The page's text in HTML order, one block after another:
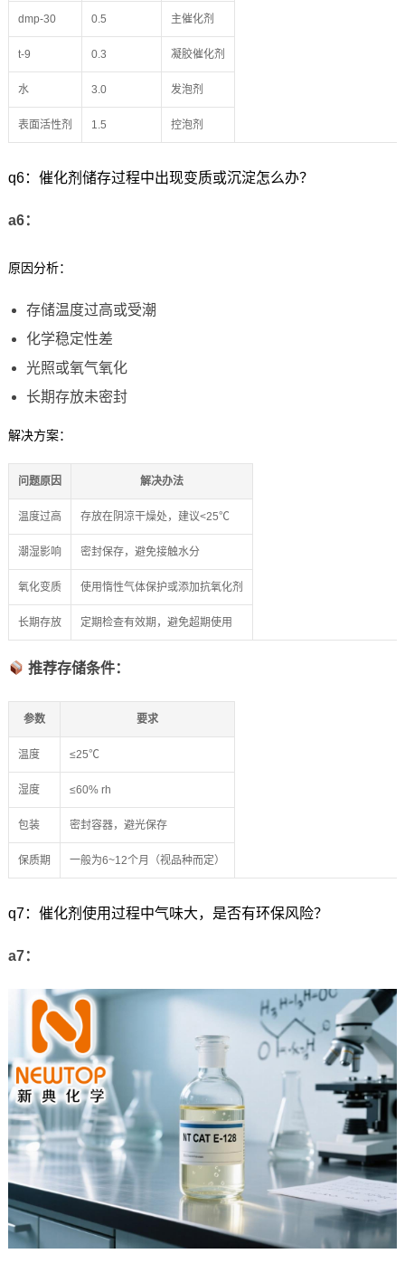
dmp-30 0.5 主催化剂
t-9 0.3 凝胶催化剂
水 3.0 发泡剂
表面活性剂 1.5 控泡剂
q6：催化剂储存过程中出现变质或沉淀怎么办？
a6：
原因分析：
存储温度过高或受潮
化学稳定性差
光照或氧气氧化
长期存放未密封
解决方案：
问题原因 解决办法
温度过高 存放在阴凉干燥处，建议<25℃
潮湿影响 密封保存，避免接触水分
氧化变质 使用惰性气体保护或添加抗氧化剂
长期存放 定期检查有效期，避免超期使用
推荐存储条件：
参数 要求
温度 ≤25℃
湿度 ≤60% rh
包装 密封容器，避光保存
保质期 一般为6~12个月（视品种而定）
q7：催化剂使用过程中气味大，是否有环保风险？
a7：